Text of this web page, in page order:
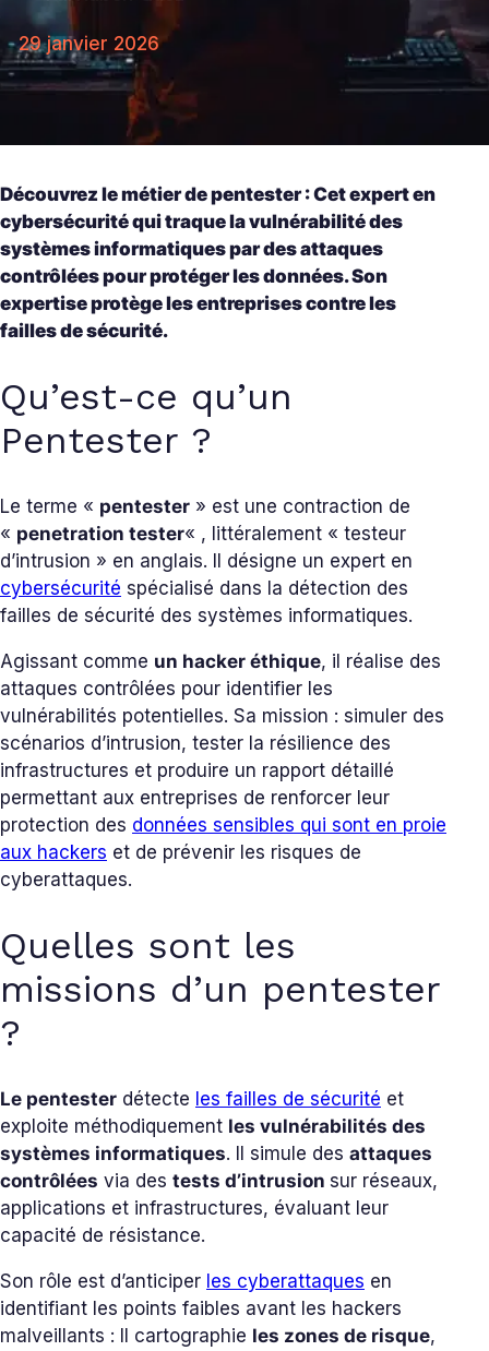
29 janvier 2026
Découvrez le métier de pentester : Cet expert en
cybersécurité qui traque la vulnérabilité des
systèmes informatiques par des attaques
contrôlées pour protéger les données. Son
expertise protège les entreprises contre les
failles de sécurité.
Qu’est-ce qu’un
Pentester ?
Le terme « pentester » est une contraction de
« penetration tester« , littéralement « testeur
d’intrusion » en anglais. Il désigne un expert en
cybersécurité spécialisé dans la détection des
failles de sécurité des systèmes informatiques.
Agissant comme un hacker éthique, il réalise des
attaques contrôlées pour identifier les
vulnérabilités potentielles. Sa mission : simuler des
scénarios d’intrusion, tester la résilience des
infrastructures et produire un rapport détaillé
permettant aux entreprises de renforcer leur
protection des données sensibles qui sont en proie
aux hackers et de prévenir les risques de
cyberattaques.
Quelles sont les
missions d’un pentester
?
Le pentester détecte les failles de sécurité et
exploite méthodiquement les vulnérabilités des
systèmes informatiques. Il simule des attaques
contrôlées via des tests d’intrusion sur réseaux,
applications et infrastructures, évaluant leur
capacité de résistance.
Son rôle est d’anticiper les cyberattaques en
identifiant les points faibles avant les hackers
malveillants : Il cartographie les zones de risque,